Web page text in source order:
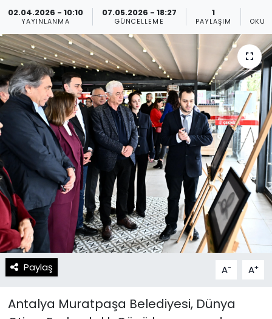
02.04.2026 - 10:10
YAYINLANMA
07.05.2026 - 18:27
GÜNCELLEME
1
PAYLAŞIM
Paylaş A- A+
Antalya Muratpaşa Belediyesi, Dünya
Resmi İlanlar
Künye
Gizlilik Sözleşmesi
İletişim